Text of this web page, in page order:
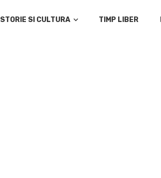
ISTORIE SI CULTURA TIMP LIBER